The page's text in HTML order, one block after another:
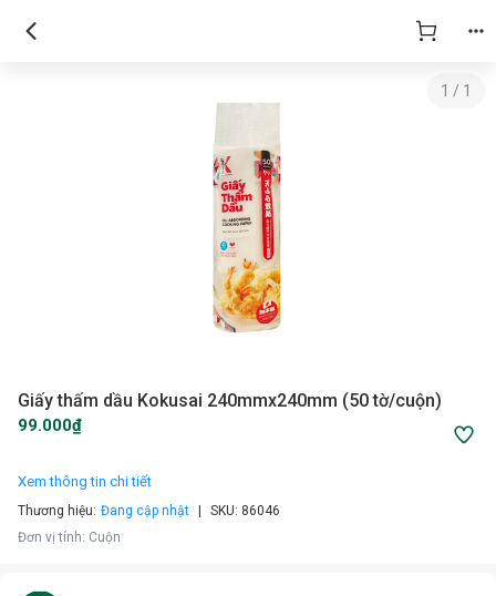
1 / 1
Giấy thấm dầu Kokusai 240mmx240mm (50 tờ/cuộn)
99.000₫
Xem thông tin chi tiết
Thương hiệu: Đang cập nhật SKU: 86046
Đơn vị tính: Cuộn